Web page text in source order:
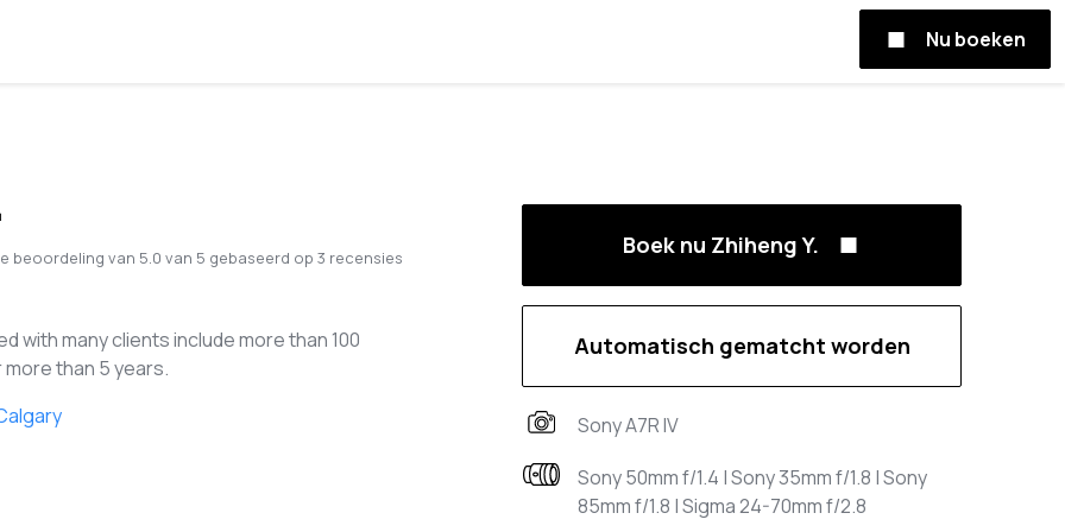
Nu boeken
beoordeling van 5.0 van 5 gebaseerd op 3 recensies
with many clients include more than 100
than 5 years.
Boek nu Zhiheng Y.
Automatisch gematcht worden
Sony A7R IV
Sony 50mm f/1.4 | Sony 35mm f/1.8 | Sony
85mm f/1.8 | Sigma 24-70mm f/2.8